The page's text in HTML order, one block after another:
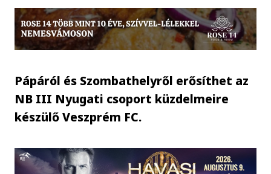
Pápáról és Szombathelyről erősíthet az
NB III Nyugati csoport küzdelmeire
készülő Veszprém FC.